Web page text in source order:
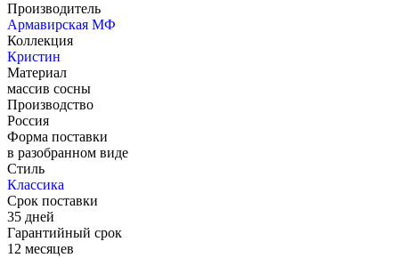
Производитель
Армавирская МФ
Коллекция
Кристин
Материал
массив сосны
Производство
Россия
Форма поставки
в разобранном виде
Стиль
Классика
Срок поставки
35 дней
Гарантийный срок
12 месяцев